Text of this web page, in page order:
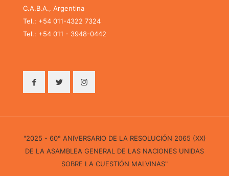
C.A.B.A., Argentina
Tel.: +54 011-4322 7324
Tel.: +54 011 - 3948-0442
"2025 - 60° ANIVERSARIO DE LA RESOLUCIÓN 2065 (XX)
DE LA ASAMBLEA GENERAL DE LAS NACIONES UNIDAS
SOBRE LA CUESTIÓN MALVINAS"